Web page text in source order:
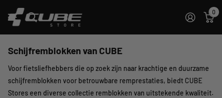
0
Schijfremblokken van CUBE
Voor fietsliefhebbers die op zoek zijn naar krachtige en duurzame
schijfremblokken voor betrouwbare remprestaties, biedt CUBE
Stores een diverse collectie remblokken van uitstekende kwaliteit.